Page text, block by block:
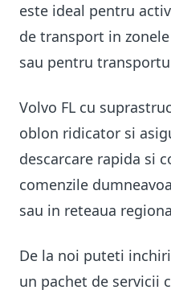
este ideal pentru
de transport in
sau pentru
Volvo FL cu
oblon ridicator si
descarcare rapida si
comenzile
sau in reteaua
De la noi puteti
un pachet de servicii